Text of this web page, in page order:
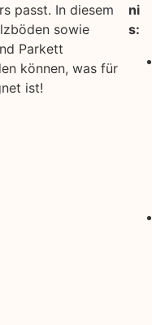
passt. In diesem
sowie
Parkett
können, was für
ist!
ni
s: